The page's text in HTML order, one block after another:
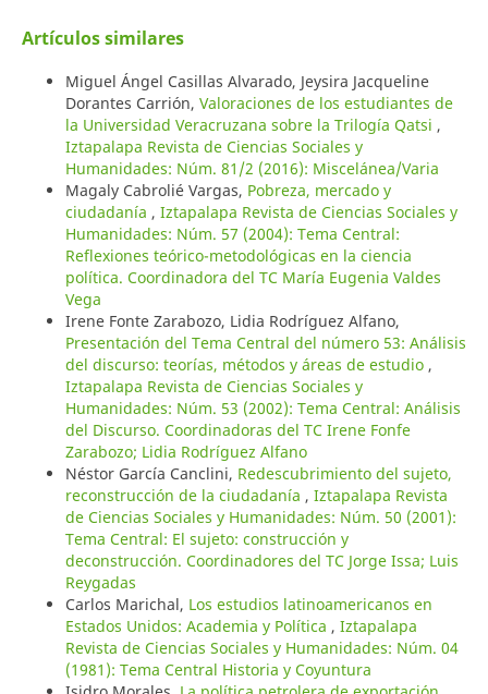
Artículos similares
Miguel Ángel Casillas Alvarado, Jeysira Jacqueline
Dorantes Carrión, Valoraciones de los estudiantes de
la Universidad Veracruzana sobre la Trilogía Qatsi ,
Iztapalapa Revista de Ciencias Sociales y
Humanidades: Núm. 81/2 (2016): Miscelánea/Varia
Magaly Cabrolié Vargas, Pobreza, mercado y
ciudadanía , Iztapalapa Revista de Ciencias Sociales y
Humanidades: Núm. 57 (2004): Tema Central:
Reflexiones teórico-metodológicas en la ciencia
política. Coordinadora del TC María Eugenia Valdes
Vega
Irene Fonte Zarabozo, Lidia Rodríguez Alfano,
Presentación del Tema Central del número 53: Análisis
del discurso: teorías, métodos y áreas de estudio ,
Iztapalapa Revista de Ciencias Sociales y
Humanidades: Núm. 53 (2002): Tema Central: Análisis
del Discurso. Coordinadoras del TC Irene Fonfe
Zarabozo; Lidia Rodríguez Alfano
Néstor García Canclini, Redescubrimiento del sujeto,
reconstrucción de la ciudadanía , Iztapalapa Revista
de Ciencias Sociales y Humanidades: Núm. 50 (2001):
Tema Central: El sujeto: construcción y
deconstrucción. Coordinadores del TC Jorge Issa; Luis
Reygadas
Carlos Marichal, Los estudios latinoamericanos en
Estados Unidos: Academia y Política , Iztapalapa
Revista de Ciencias Sociales y Humanidades: Núm. 04
(1981): Tema Central Historia y Coyuntura